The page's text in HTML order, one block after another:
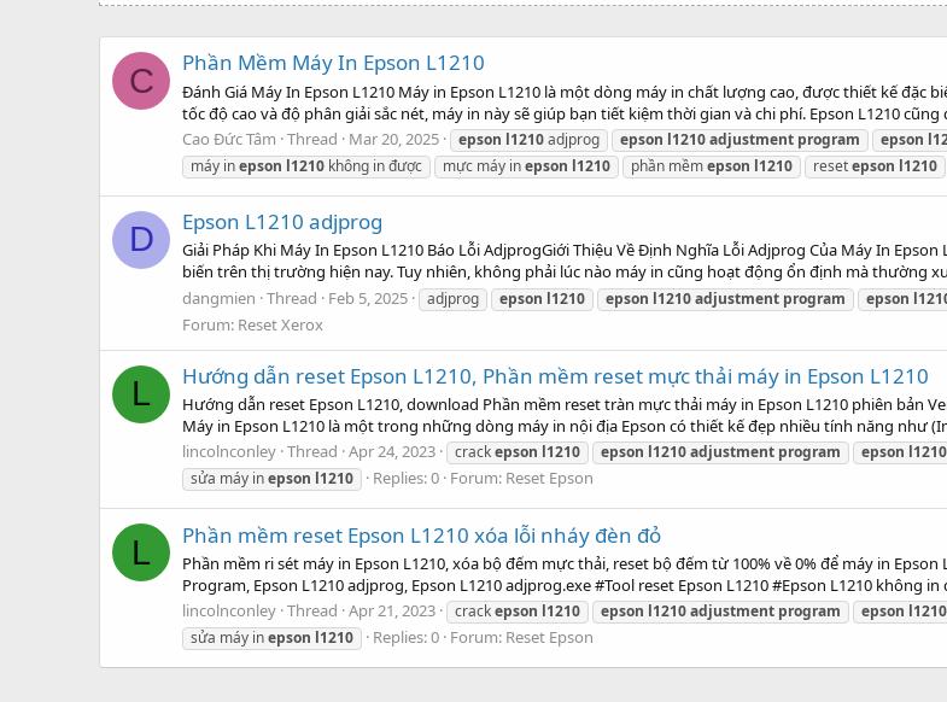
C Phần Mềm Máy In Epson L1210
Đánh Giá Máy In Epson L1210 Máy in Epson L1210 là một dòng máy in chất lượng cao, được thiết kế đặc
tốc độ cao và độ phân giải sắc nét, máy in này sẽ giúp bạn tiết kiệm thời gian và chi phí. Epson L1210 cũng
Cao Ðức Tâm Thread Mar 20, 2025 epson l1210adjprog epson l1210adjustment program epson
máy inepson l1210 không in được mực máy inepson l1210 phần mềmepson l1210 resetepson l1210
D Epson L1210 adjprog
Giải Pháp Khi Máy In Epson L1210 Báo Lỗi AdjprogGiới Thiệu Về Định Nghĩa Lỗi Adjprog Của Máy In
biến trên thị trường hiện nay. Tuy nhiên, không phải lúc nào máy in cũng hoạt động ổn định mà thường
dangmien Thread Feb 5, 2025 adjprog epson l1210 epson l1210adjustment program epson
Forum: Reset Xerox
L Hướng dẫn reset Epson L1210, Phần mềm reset mực thải máy in Epson L1210
Hướng dẫn reset Epson L1210, download Phần mềm reset tràn mực thải máy in Epson L1210 phiên bản
Máy in Epson L1210 là một trong những dòng máy in nội địa Epson có thiết kế đẹp nhiều tính năng như (In
lincolnconley Thread Apr 24, 2023 crackepson l1210 epson l1210adjustment program epson l1210
sửa máy inepson l1210 Replies: 0 Forum: Reset Epson
L Phần mềm reset Epson L1210 xóa lỗi nháy đèn đỏ
Phần mềm ri sét máy in Epson L1210, xóa bộ đếm mực thải, reset bộ đếm từ 100% về 0% để máy in
Program, Epson L1210 adjprog, Epson L1210 adjprog.exe #Tool reset Epson L1210 #Epson L1210 không in
lincolnconley Thread Apr 21, 2023 crackepson l1210 epson l1210adjustment program epson l1210
sửa máy inepson l1210 Replies: 0 Forum: Reset Epson